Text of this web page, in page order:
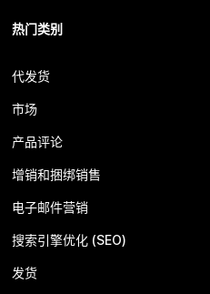
热门类别
代发货
市场
产品评论
增销和捆绑销售
电子邮件营销
搜索引擎优化 (SEO)
发货